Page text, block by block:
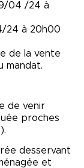
04 /24 à
24 à 20h00
de la vente
mandat.
de venir
proches
desservant
et